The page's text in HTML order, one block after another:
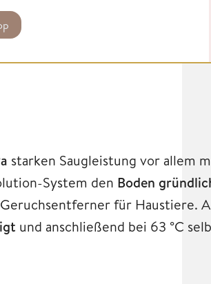
starken Saugleistung vor allem
System den Boden
für Haustiere.
und anschließend bei 63 °C